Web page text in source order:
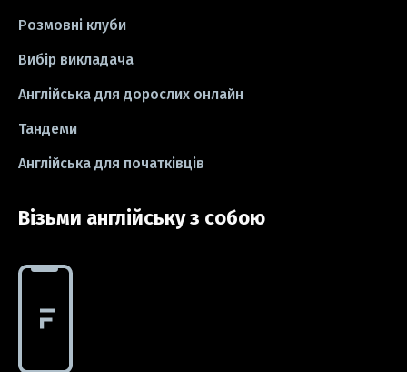
#СV #резюме
#idioms
Розмовні клуби
Вибір викладача
Англійська для дорослих онлайн
Тандеми
Англійська для початківців
Візьми англійську з собою